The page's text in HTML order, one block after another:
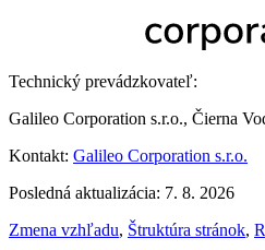
Technický prevádzkovateľ:
Galileo Corporation s.r.o., Čierna
Kontakt: Galileo Corporation s.r.o.
Posledná aktualizácia: 7. 8. 2026
Zmena vzhľadu, Štruktúra stránok,